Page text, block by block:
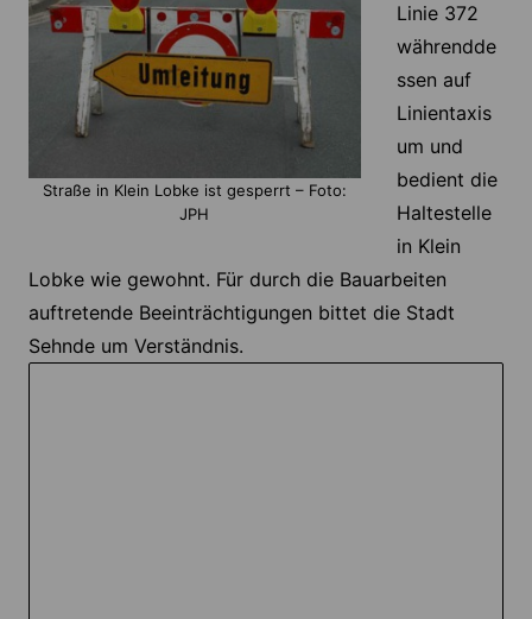
Straße in Klein Lobke ist gesperrt – Foto:
JPH
Linie 372
währendde
ssen auf
Linientaxis
um und
bedient die
Haltestelle
in Klein
Lobke wie gewohnt. Für durch die Bauarbeiten
auftretende Beeinträchtigungen bittet die Stadt
Sehnde um Verständnis.